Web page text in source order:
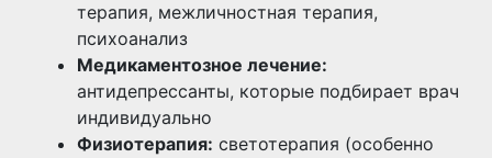
терапия, межличностная терапия,
психоанализ
Медикаментозное лечение:
антидепрессанты, которые подбирает врач
индивидуально
Физиотерапия: светотерапия (особенно